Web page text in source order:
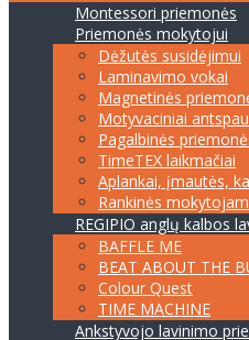
Montessori priemonės
Priemonės mokytojui
Dėžutės susidėjimui
Laminavimo vokai
Magnetinės
Motyvaciniai
Pagalbinės
TimeTEX laikmačiai
Aplankai, įmautės,
Rankinės
REGIPIO anglų kalbos
BAFFLE ME
BEAT ABOUT THE
Colour Quest
TIME MACHINE
Ankstyvojo lavinimo